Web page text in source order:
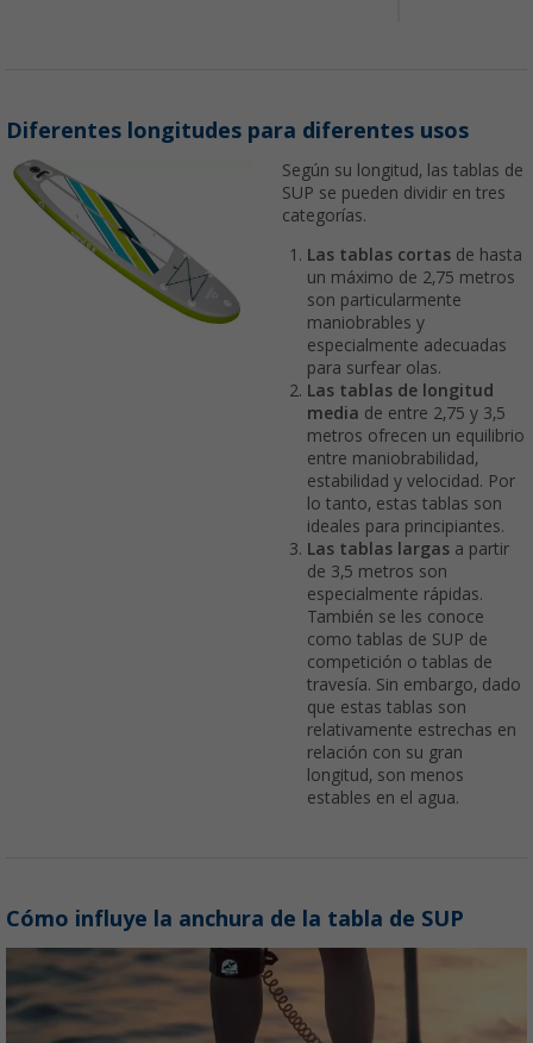
Diferentes longitudes para diferentes usos
Según su longitud, las tablas de
SUP se pueden dividir en tres
categorías.
Las tablas cortasde hasta
un máximo de 2,75 metros
son particularmente
maniobrables y
especialmente adecuadas
para surfear olas.
Las tablas de longitud
media de entre 2,75 y 3,5
metros ofrecen un equilibrio
entre maniobrabilidad,
estabilidad y velocidad. Por
lo tanto, estas tablas son
ideales para principiantes.
Las tablas largasa partir
de 3,5 metros son
especialmente rápidas.
También se les conoce
como tablas de SUP de
competición o tablas de
travesía. Sin embargo, dado
que estas tablas son
relativamente estrechas en
relación con su gran
longitud, son menos
estables en el agua.
Cómo influye la anchura de la tabla de SUP